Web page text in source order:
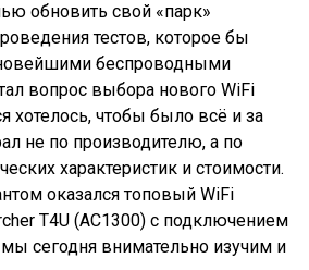
обновить свой «парк»
тестов, которое бы
беспроводными
вопрос выбора нового WiFi
хотелось, чтобы было всё и за
не по производителю, а по
характеристик и стоимости.
оказался топовый WiFi
T4U (AC1300) с подключением
сегодня внимательно изучим и